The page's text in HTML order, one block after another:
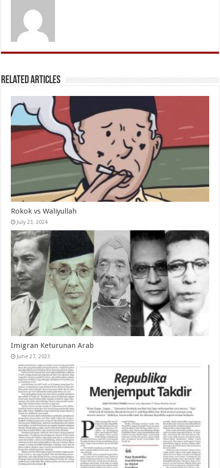
Related Articles
Rokok vs Waliyullah
July 23, 2024
Imigran Keturunan Arab
June 27, 2023